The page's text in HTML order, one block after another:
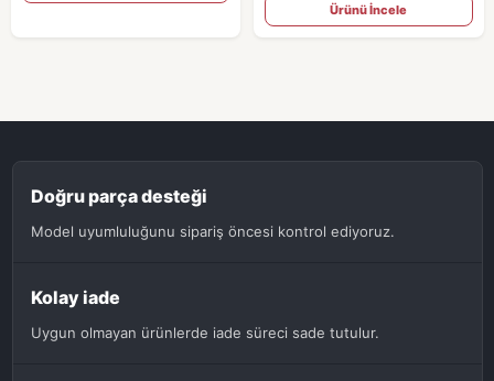
Ürünü İncele
Doğru parça desteği
Model uyumluluğunu sipariş öncesi kontrol ediyoruz.
Kolay iade
Uygun olmayan ürünlerde iade süreci sade tutulur.